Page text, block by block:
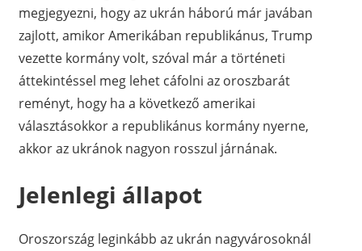
megjegyezni, hogy az ukrán háború már javában
zajlott, amikor Amerikában republikánus, Trump
vezette kormány volt, szóval már a történeti
áttekintéssel meg lehet cáfolni az oroszbarát
reményt, hogy ha a következő amerikai
választásokkor a republikánus kormány nyerne,
akkor az ukránok nagyon rosszul járnának.
Jelenlegi állapot
Oroszország leginkább az ukrán nagyvárosoknál